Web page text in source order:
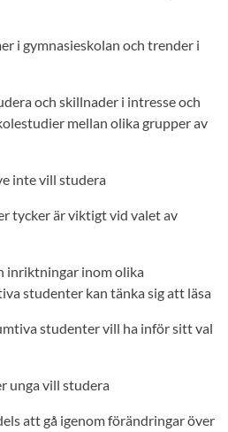
i gymnasieskolan och trender i
och skillnader i intresse och
mellan olika grupper av
inte vill studera
tycker är viktigt vid valet av
inriktningar inom olika
studenter kan tänka sig att läsa
studenter vill ha inför sitt val
unga vill studera
att gå igenom förändringar över